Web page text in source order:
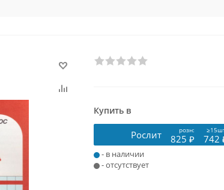
Купить в
Рослит розн:
825 ₽ 742
- в наличии
- отсутствует